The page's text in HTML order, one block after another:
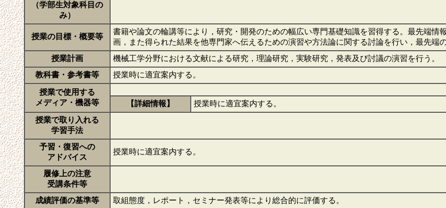
（学部生対象科目の
み）
授業の目標・概要等
書籍や論文の輪講等により，研究・開発のための幅広い専門基礎知識を習得する。最先端情
画，また得られた結果を他専門家へ伝えるための演習や方法論に関する討論を行い，最先
授業計画
機械工学分野における文献による研究，理論研究，実験研究，発表及び討議の演習を行う。
教科書・参考書等
授業時に適宜案内する。
授業で使用する
メディア・機器等
【詳細情報】
授業時に適宜案内する。
授業で取り入れる
学習手法
予習・復習への
アドバイス
授業時に適宜案内する。
履修上の注意
受講条件等
成績評価の基準等
取組態度，レポート，セミナー発表等により総合的に評価する。